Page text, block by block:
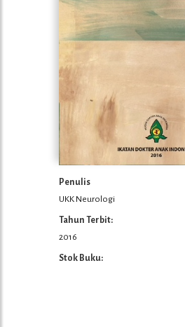
Penulis
UKK Neurologi
Tahun Terbit:
2016
Stok Buku: